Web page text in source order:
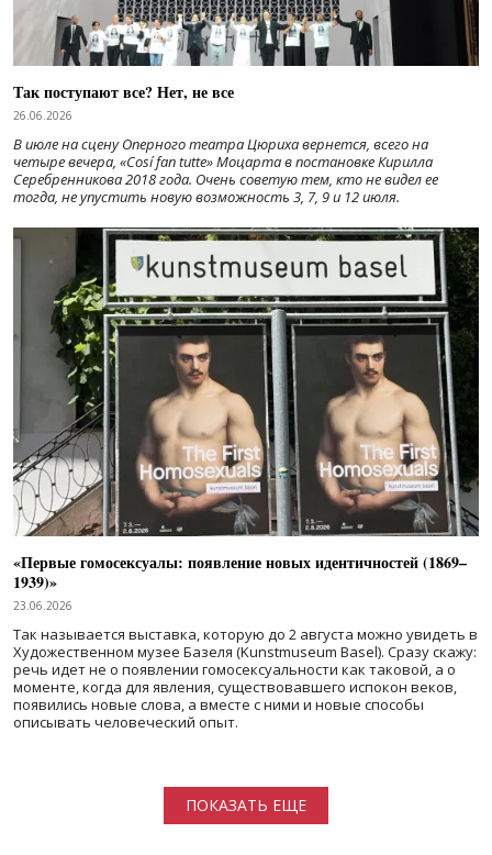
Так поступают все? Нет, не все
26.06.2026
В июле на сцену Оперного театра Цюриха вернется, всего на
четыре вечера, «Cosí fan tutte» Моцарта в постановке Кирилла
Серебренникова 2018 года. Очень советую тем, кто не видел ее
тогда, не упустить новую возможность 3, 7, 9 и 12 июля.
«Первые гомосексуалы: появление новых идентичностей (1869–
1939)»
23.06.2026
Так называется выставка, которую до 2 августа можно увидеть в
Художественном музее Базеля (Kunstmuseum Basel). Сразу скажу:
речь идет не о появлении гомосексуальности как таковой, а о
моменте, когда для явления, существовавшего испокон веков,
появились новые слова, а вместе с ними и новые способы
описывать человеческий опыт.
ПОКАЗАТЬ ЕЩЕ